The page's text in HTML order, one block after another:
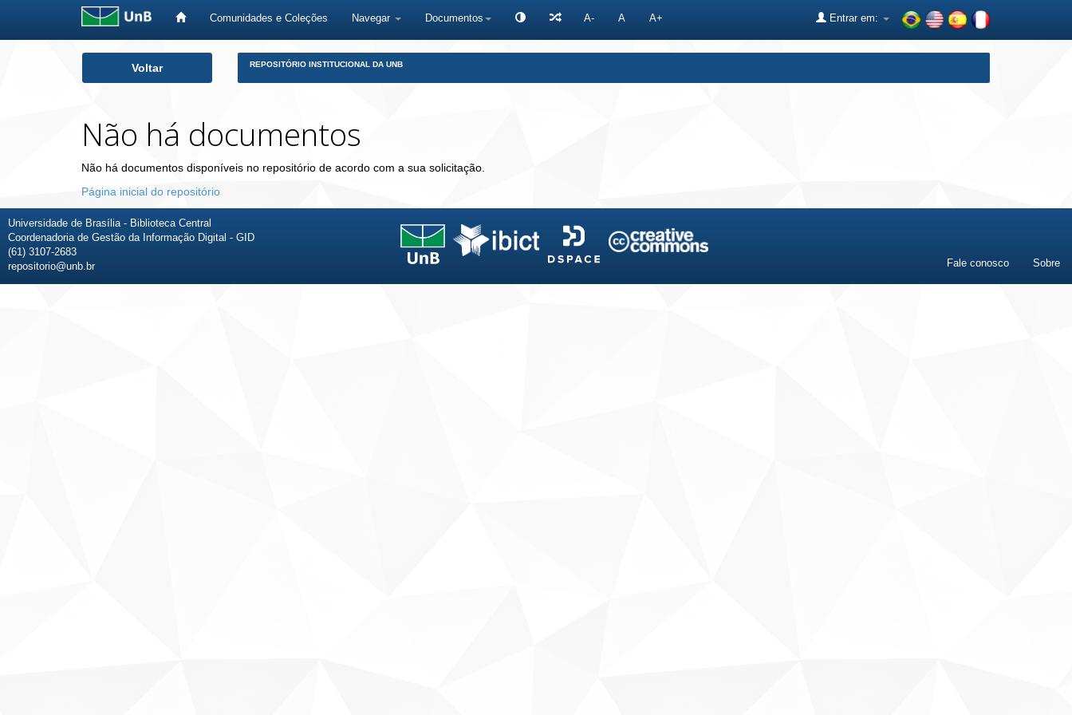
Comunidades e Coleções Navegar Documentos A- A A+ Entrar em:
Voltar REPOSITÓRIO INSTITUCIONAL DA UNB
Não há documentos
Não há documentos disponíveis no repositório de acordo com a sua solicitação.
Página inicial do repositório
Universidade de Brasília - Biblioteca Central
Coordenadoria de Gestão da Informação Digital - GID
(61) 3107-2683
repositorio@unb.br
Fale conosco Sobre